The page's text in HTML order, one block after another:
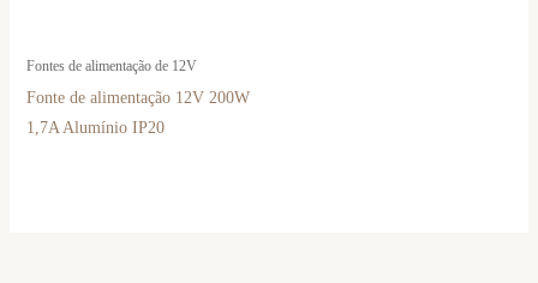
Fontes de alimentação de 12V
Fonte de alimentação 12V 200W
1,7A Alumínio IP20